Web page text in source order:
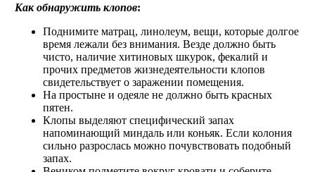
Как обнаружить клопов:
Поднимите матрац, линолеум, вещи, которые долгое
время лежали без внимания. Везде должно быть
чисто, наличие хитиновых шкурок, фекалий и
прочих предметов жизнедеятельности клопов
свидетельствует о заражении помещения.
На простыне и одеяле не должно быть красных
пятен.
Клопы выделяют специфический запах
напоминающий миндаль или коньяк. Если колония
сильно разрослась можно почувствовать подобный
запах.